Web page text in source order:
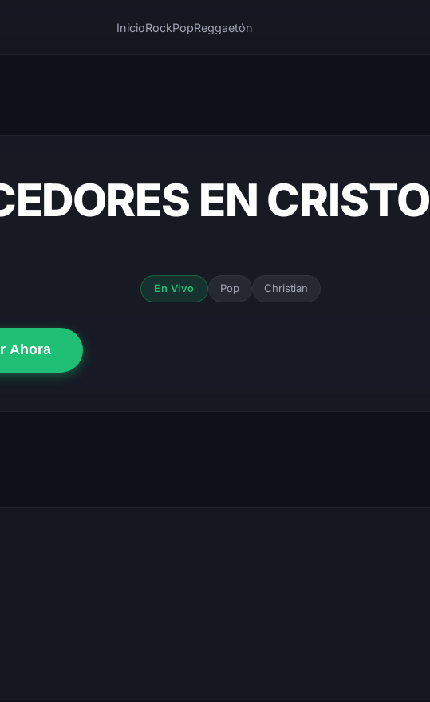
InicioRockPopReggaetón
EN CRISTO
En Vivo Pop Christian
Ahora